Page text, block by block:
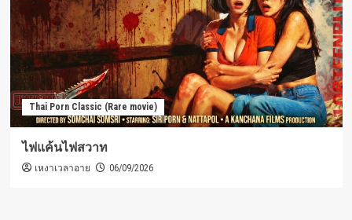
Thai Porn Classic (Rare movie)
ไฟแค้นไฟสวาท
เหงาเวลาอาย 06/09/2026